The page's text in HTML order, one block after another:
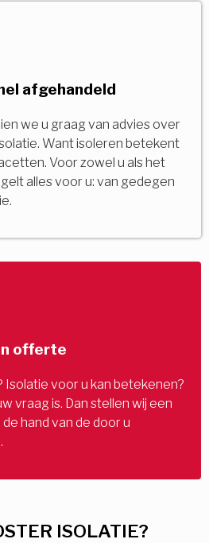
ISOLATIE?
afgehandeld
we u graag van advies over
Want isoleren betekent
Voor zowel u als het
alles voor u: van gedegen
offerte
Isolatie voor u kan betekenen?
vraag is. Dan stellen wij een
hand van de door u